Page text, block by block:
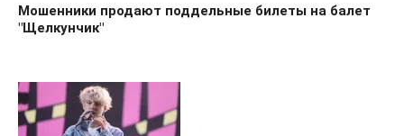
Мошенники продают поддельные билеты на балет
"Щелкунчик"